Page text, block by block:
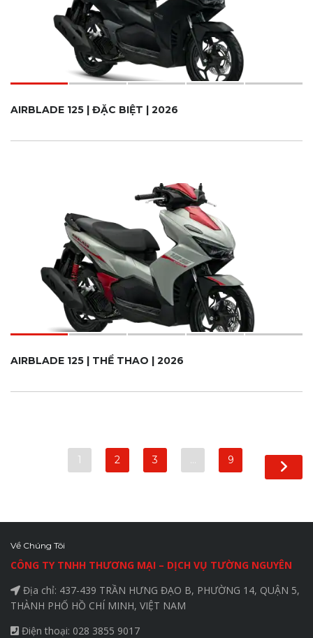
AIRBLADE 125 | ĐẶC BIỆT | 2026
AIRBLADE 125 | THỂ THAO | 2026
1 2 3 … 9
Về Chúng Tôi
CÔNG TY TNHH THƯƠNG MẠI – DỊCH VỤ TƯỜNG NGUYÊN
Địa chỉ: 437-439 TRẦN HƯNG ĐẠO B, PHƯỜNG 14, QUẬN 5,
THÀNH PHỐ HỒ CHÍ MINH, VIỆT NAM
Điện thoại: 028 3855 9017